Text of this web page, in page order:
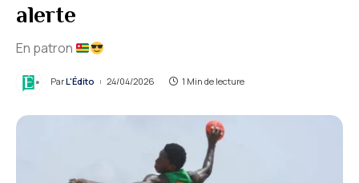
alerte
En patron
ParL'Édito 24/04/2026 1 Min de lecture